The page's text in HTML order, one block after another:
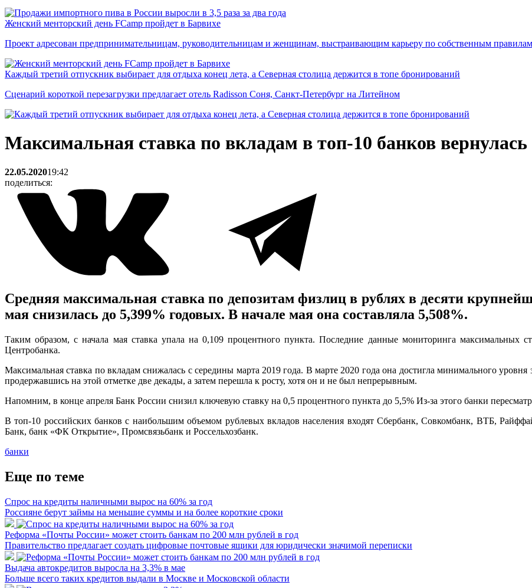
Женский менторский день FCamp пройдет в Барвихе
Проект адресован предпринимательницам, руководительницам и женщинам, выстраивающим карьеру по собственным правилам
Каждый третий отпускник выбирает для отдыха конец лета, а Северная столица держится в топе бронирований
Сценарий короткой перезагрузки предлагает отель Radisson Соня, Санкт-Петербург на Литейном
Максимальная ставка по вкладам в топ-10 банков
22.05.202019:42
поделиться:
Средняя максимальная ставка по депозитам физлиц в рублях в десяти
мая снизилась до 5,399% годовых. В начале мая она составляла 5,508%.
Таким образом, с начала мая ставка упала на 0,109 процентного пункта. Последние данные мониторинга максимальных
Центробанка.
Максимальная ставка по вкладам снижалась с середины марта 2019 года. В марте 2020 года она достигла минимального
продержавшись на этой отметке две декады, а затем перешла к росту, хотя он и не был непрерывным.
Напомним, в конце апреля Банк России снизил ключевую ставку на 0,5 процентного пункта до 5,5% Из-за этого банки
В топ-10 российских банков с наибольшим объемом рублевых вкладов населения входят Сбербанк, Совкомбанк, ВТБ,
Банк, банк «ФК Открытие», Промсвязьбанк и Россельхозбанк.
банки
Еще по теме
Спрос на кредиты наличными вырос на 60% за год
Россияне берут займы на меньшие суммы и на более короткие сроки
Реформа «Почты России» может стоить банкам по 200 млн рублей в год
Правительство предлагает создать цифровые почтовые ящики для юридически значимой переписки
Выдача автокредитов выросла на 3,3% в мае
Больше всего таких кредитов выдали в Москве и Московской области